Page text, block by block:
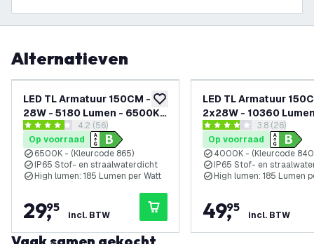
Alternatieven
toevoegen aan verlanglijst
LED TL Armatuur 150CM -
28W - 5180 Lumen - 6500K -
High Efficiency - Energie
Label B - IP65 - Incl. LED TL
reviews drawer openen
4.2 score sterren4.2 (56)
Op voorraad
6500K - (Kleurcode 865)
IP65 Stof- en straalwaterdicht
High lumen: 185 Lumen per Watt
29,
95
incl. BTW
LED TL Armatuur
2x28W - 10360
4000K - High
Energie Label B -
LED TL
reviews
3.8 score sterren3.8 (26)
Op voorraad
4000K - (Kleurcode
IP65 Stof- en
High lumen: 185 Lumen
49,
95
incl. BTW